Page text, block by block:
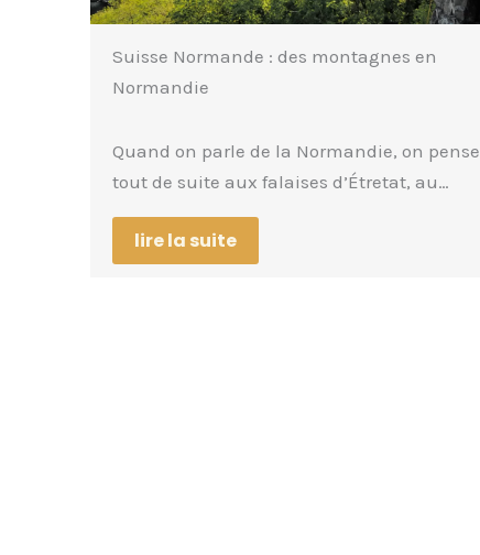
Découvrir le Lot : patrimoine et sports en
pleine nature
Le Lot est un département du sud-ouest de
la France, rattaché à la région Occitanie….
lire la suite